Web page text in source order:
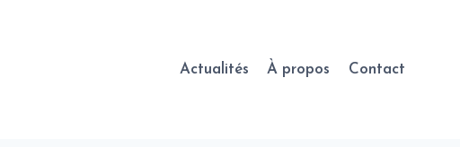
Actualités À propos Contact